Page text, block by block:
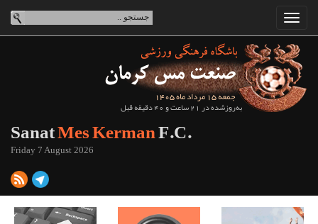
جمعه 15 مرداد ماه 1405
به‌روزشده در 21 ساعت و 40 دقیقه قبل
SanatMes KermanF.C.
Friday 7 August 2026